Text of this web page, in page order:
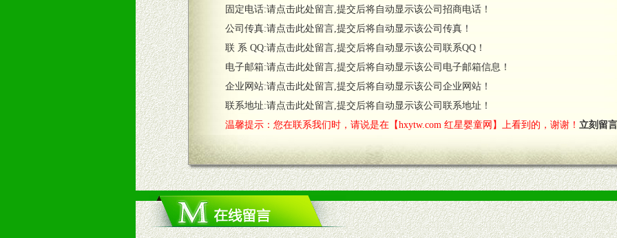
1、给予前期市场操作一定比例退换货政策。
2、对于临期，滞销品给予一定比例调换政策。
六、服务优势
1、完善的信息服务咨询中心：本着对代理商负责的态度，我们将及时回复您的疑问。
2、售后服务：突发性产品问题或消费者意见反馈，我们予以及时受理记录并合理妥善解决。
3、我们时刻整理各区销售情况，帮您诊断、分析市场，及时收编销售效果显着的案例，与您共商启动市场。
七、招商代理（全国各地）
1、认同我们的经营理念。
2、具备较好商业信誉和资金实力。
3、具备区域内良好的终端网点和销售渠道。
4、具备一定业务团队能力覆盖区域的流通渠道，孕婴童渠道，医药渠道并为之提供配送服务。
5、具备较强的市场操作意识，投入意识和配合意识。
固定电话:请点击此处留言,提交后将自动显示该公司招商电话！
公司传真:请点击此处留言,提交后将自动显示该公司传真！
联 系 QQ:请点击此处留言,提交后将自动显示该公司联系QQ！
电子邮箱:请点击此处留言,提交后将自动显示该公司电子邮箱信息！
企业网站:请点击此处留言,提交后将自动显示该公司企业网站！
联系地址:请点击此处留言,提交后将自动显示该公司联系地址！
温馨提示：您在联系我们时，请说是在【hxytw.com 红星婴童网】上看到的，谢谢！ 立刻留言